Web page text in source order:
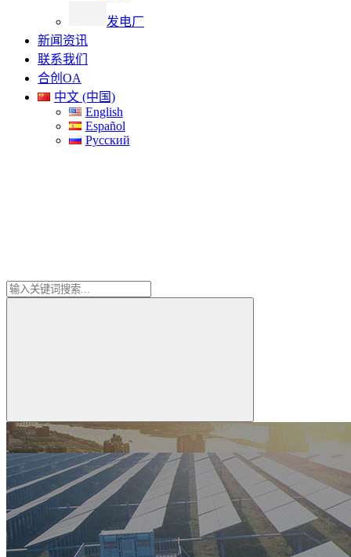
发电厂
新闻资讯
联系我们
合创OA
中文 (中国)
English
Español
Русский